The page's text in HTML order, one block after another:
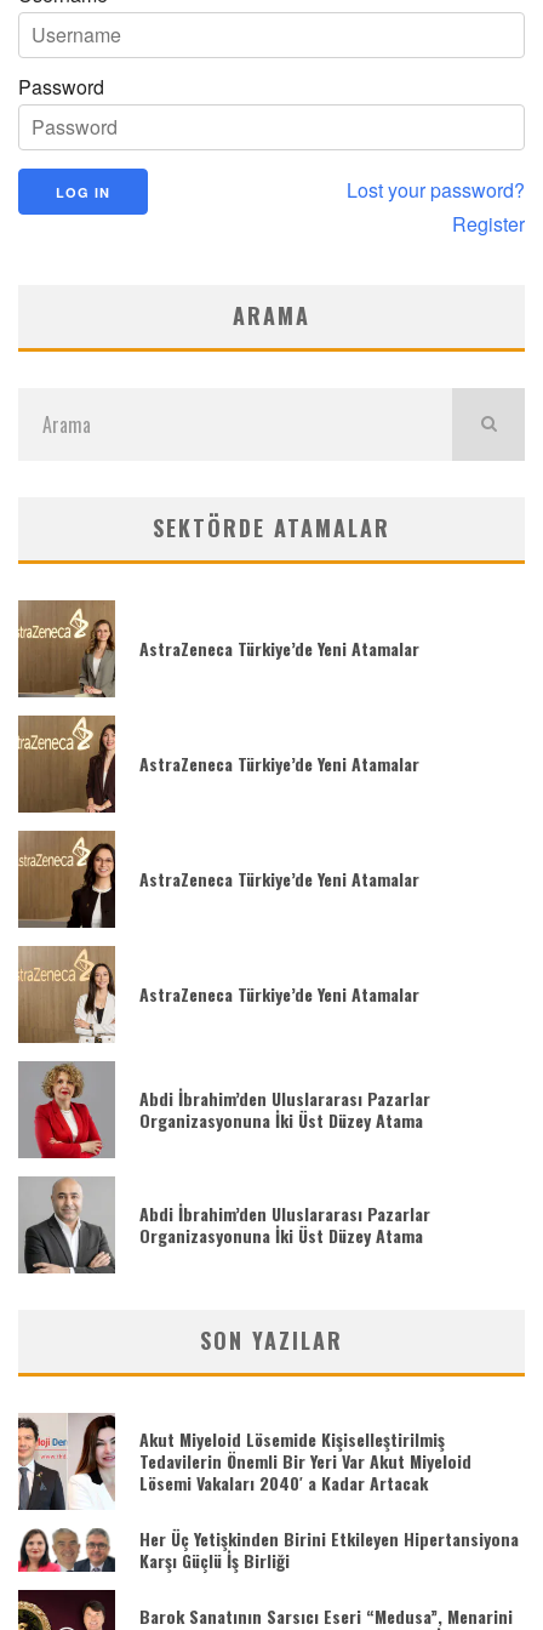
Password
Lost your password?
Register
ARAMA
SEKTÖRDE ATAMALAR
AstraZeneca Türkiye’de Yeni Atamalar
AstraZeneca Türkiye’de Yeni Atamalar
AstraZeneca Türkiye’de Yeni Atamalar
AstraZeneca Türkiye’de Yeni Atamalar
Abdi İbrahim’den Uluslararası Pazarlar
Organizasyonuna İki Üst Düzey Atama
Abdi İbrahim’den Uluslararası Pazarlar
Organizasyonuna İki Üst Düzey Atama
SON YAZILAR
Akut Miyeloid Lösemide Kişiselleştirilmiş
Tedavilerin Önemli Bir Yeri Var Akut Miyeloid
Lösemi Vakaları 2040′ a Kadar Artacak
Her Üç Yetişkinden Birini Etkileyen Hipertansiyona
Karşı Güçlü İş Birliği
Barok Sanatının Sarsıcı Eseri “Medusa”, Menarini